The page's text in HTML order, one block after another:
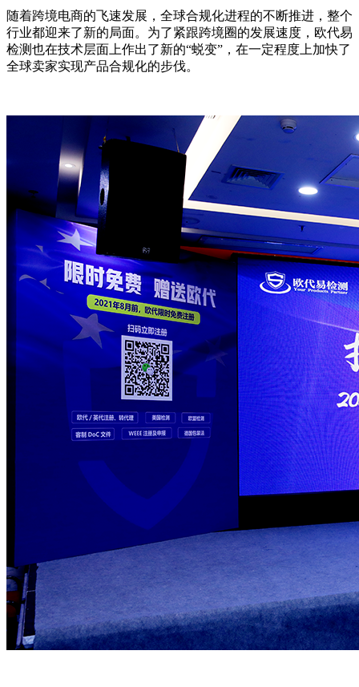
随着跨境电商的飞速发展，全球合规化进程的不断推进，整个
行业都迎来了新的局面。为了紧跟跨境圈的发展速度，欧代易
检测也在技术层面上作出了新的“蜕变”，在一定程度上加快了
全球卖家实现产品合规化的步伐。